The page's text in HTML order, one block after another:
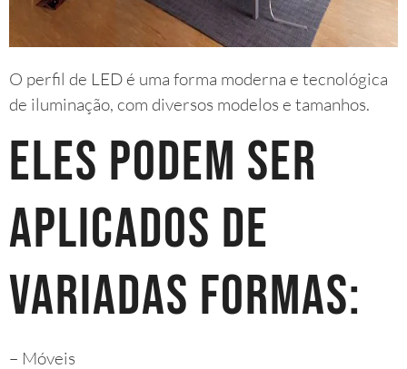
O perfil de LED é uma forma moderna e tecnológica
de iluminação, com diversos modelos e tamanhos.
Eles podem ser
aplicados de
variadas formas:
– Móveis